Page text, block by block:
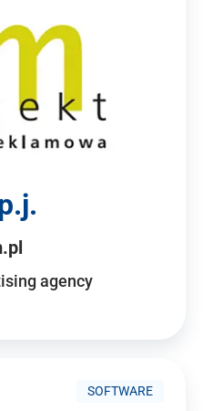
agency
SOFTWARE